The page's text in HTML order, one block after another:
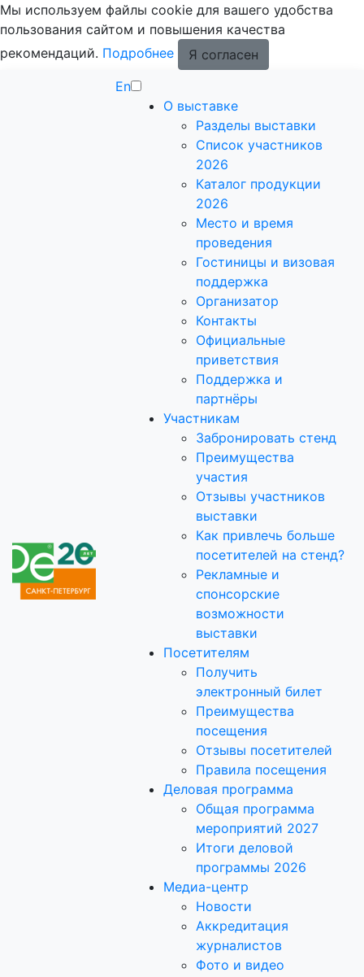
Мы используем файлы cookie для вашего удобства
пользования сайтом и повышения качества
рекомендаций. Подробнее
Я согласен
En
О выставке
Разделы выставки
Список участников
2026
Каталог продукции
2026
Место и время
проведения
Гостиницы и визовая
поддержка
Организатор
Контакты
Официальные
приветствия
Поддержка и
партнёры
Участникам
Забронировать стенд
Преимущества
участия
Отзывы участников
выставки
Как привлечь больше
посетителей на стенд?
Рекламные и
спонсорские
возможности
выставки
Посетителям
Получить
электронный билет
Преимущества
посещения
Отзывы посетителей
Правила посещения
Деловая программа
Общая программа
мероприятий 2027
Итоги деловой
программы 2026
Медиа-центр
Новости
Аккредитация
журналистов
Фото и видео